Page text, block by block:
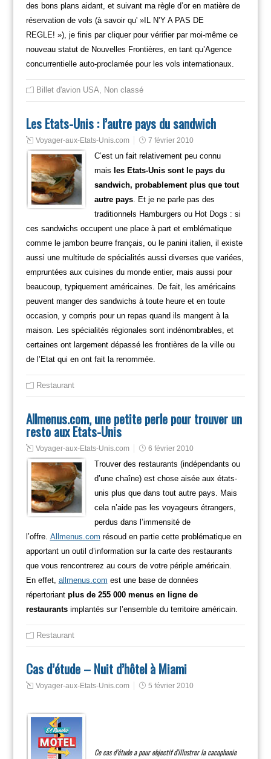
des bons plans aidant, et suivant ma règle d’or en matière de
réservation de vols (à savoir qu' »IL N’Y A PAS DE
REGLE! »), je finis par cliquer pour vérifier par moi-même ce
nouveau statut de Nouvelles Frontières, en tant qu’Agence
concurrentielle auto-proclamée pour les vols internationaux.
Billet d'avion USA Non classé
Les Etats-Unis : l’autre pays du sandwich
Voyager-aux-Etats-Unis.com 7 février 2010
C’est un fait relativement peu connu
mais les Etats-Unis sont le pays du
sandwich, probablement plus que tout
autre pays. Et je ne parle pas des
traditionnels Hamburgers ou Hot Dogs : si
ces sandwichs occupent une place à part et emblématique
comme le jambon beurre français, ou le panini italien, il existe
aussi une multitude de spécialités aussi diverses que variées,
empruntées aux cuisines du monde entier, mais aussi pour
beaucoup, typiquement américaines. De fait, les américains
peuvent manger des sandwichs à toute heure et en toute
occasion, y compris pour un repas quand ils mangent à la
maison. Les spécialités régionales sont indénombrables, et
certaines ont largement dépassé les frontières de la ville ou
de l’Etat qui en ont fait la renommée.
Restaurant
Allmenus.com, une petite perle pour trouver un
resto aux Etats-Unis
Voyager-aux-Etats-Unis.com 6 février 2010
Trouver des restaurants (indépendants ou
d’une chaîne) est chose aisée aux états-
unis plus que dans tout autre pays. Mais
cela n’aide pas les voyageurs étrangers,
perdus dans l’immensité de
l’offre. Allmenus.com résoud en partie cette problématique en
apportant un outil d’information sur la carte des restaurants
que vous rencontrerez au cours de votre périple américain.
En effet, allmenus.com est une base de données
répertoriant plus de 255 000 menus en ligne de
restaurantsimplantés sur l’ensemble du territoire américain.
Restaurant
Cas d’étude – Nuit d’hôtel à Miami
Voyager-aux-Etats-Unis.com 5 février 2010
Ce cas d’étude a pour objectif d’illustrer la cacophonie